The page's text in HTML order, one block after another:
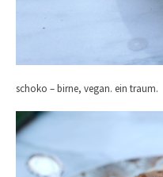
schoko – birne, vegan. ein traum.